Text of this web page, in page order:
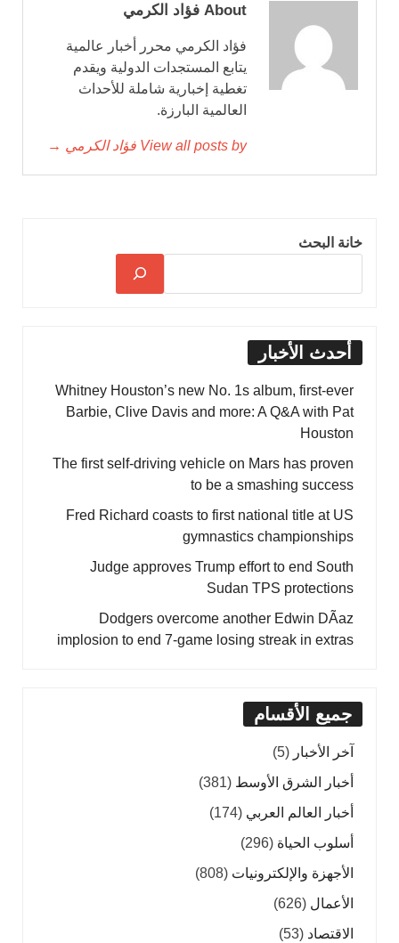
About فؤاد الكرمي
فؤاد الكرمي محرر أخبار عالمية
يتابع المستجدات الدولية ويقدم
تغطية إخبارية شاملة للأحداث
العالمية البارزة.
View all posts by فؤاد الكرمي →
خانة البحث
أحدث الأخبار
Whitney Houston’s new No. 1s album, first-ever
Barbie, Clive Davis and more: A Q&A with Pat
Houston
The first self-driving vehicle on Mars has proven
to be a smashing success
Fred Richard coasts to first national title at US
gymnastics championships
Judge approves Trump effort to end South
Sudan TPS protections
Dodgers overcome another Edwin DÃ­az
implosion to end 7-game losing streak in extras
جميع الأقسام
آخر الأخبار (5)
أخبار الشرق الأوسط (381)
أخبار العالم العربي (174)
أسلوب الحياة (296)
الأجهزة والإلكترونيات (808)
الأعمال (626)
الاقتصاد (53)